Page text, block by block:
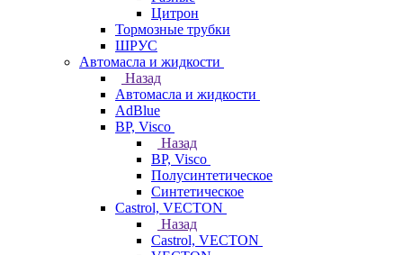
Цитрон
Тормозные трубки
ШРУС
Автомасла и жидкости
Назад
Автомасла и жидкости
AdBlue
BP, Visco
Назад
BP, Visco
Полусинтетическое
Синтетическое
Castrol, VECTON
Назад
Castrol, VECTON